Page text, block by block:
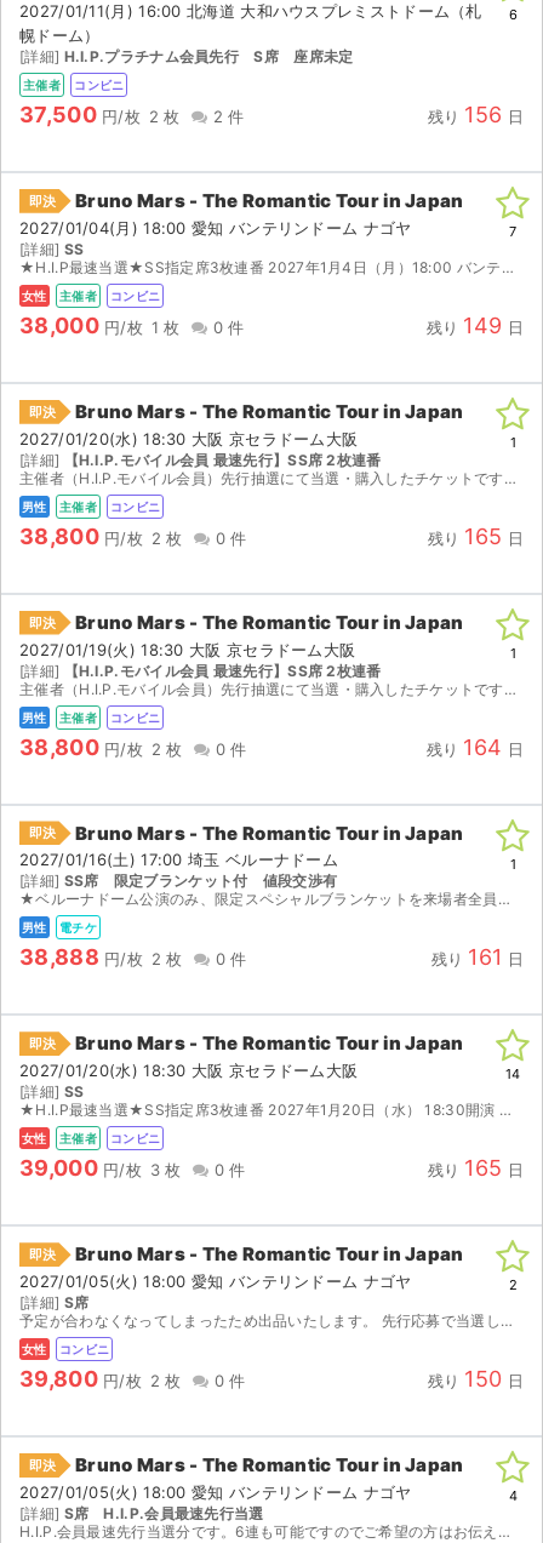
2027/01/11(月) 16:00 北海道 大和ハウスプレミストドーム（札
幌ドーム）
[詳細] H.I.P.プラチナム会員先行 S席 座席未定
主催者 コンビニ
37,500 円/枚 2 枚 2 件 残り 156 日
6
即決 Bruno Mars - The Romantic Tour in Japan
2027/01/04(月) 18:00 愛知 バンテリンドーム ナゴヤ
[詳細] SS
★H.I.P最速当選★SS指定席3枚連番 2027年1月4日（月）18:00 バンテリンドームナゴヤ （愛知県） 2026/12/28(月) 10:00～ チケット発券可能日となりますので、...
女性 主催者 コンビニ
38,000 円/枚 1 枚 0 件 残り 149 日
7
即決 Bruno Mars - The Romantic Tour in Japan
2027/01/20(水) 18:30 大阪 京セラドーム大阪
[詳細]
【H.I.P.モバイル会員 最速先行】SS席 2枚連番
主催者（H.I.P.モバイル会員）先行抽選にて当選・購入したチケットです。 友人と重複当選してしまったため出品いたします。 【座席】 SS席 2枚連番 ※詳細な座席は発券日まで未定です。 H...
男性 主催者 コンビニ
38,800 円/枚 2 枚 0 件 残り 165 日
1
即決 Bruno Mars - The Romantic Tour in Japan
2027/01/19(火) 18:30 大阪 京セラドーム大阪
[詳細]
【H.I.P.モバイル会員 最速先行】SS席 2枚連番
主催者（H.I.P.モバイル会員）先行抽選にて当選・購入したチケットです。 友人と重複当選してしまったため出品いたします。 【座席】 SS席 2枚連番 ※詳細な座席は発券日まで未定です。 H...
男性 主催者 コンビニ
38,800 円/枚 2 枚 0 件 残り 164 日
1
即決 Bruno Mars - The Romantic Tour in Japan
2027/01/16(土) 17:00 埼玉 ベルーナドーム
[詳細] SS席 限定ブランケット付 値段交渉有
★ベルーナドーム公演のみ、限定スペシャルブランケットを来場者全員にプレゼント★ ※値段交渉したい方はコメントまで。 複数当選いたしましたので出品いたします。 チケットぴあ先行にて、...
男性 電チケ
38,888 円/枚 2 枚 0 件 残り 161 日
1
即決 Bruno Mars - The Romantic Tour in Japan
2027/01/20(水) 18:30 大阪 京セラドーム大阪
[詳細] SS
★H.I.P最速当選★SS指定席3枚連番 2027年1月20日（水） 18:30開演 京セラドーム大阪 2027/1/12(火) 10:00～ チケット発券可能日となりますので、速やかに発券...
女性 主催者 コンビニ
39,000 円/枚 3 枚 0 件 残り 165 日
14
即決 Bruno Mars - The Romantic Tour in Japan
2027/01/05(火) 18:00 愛知 バンテリンドーム ナゴヤ
[詳細] S席
予定が合わなくなってしまったため出品いたします。 先行応募で当選したチケットです。 12/28に発券番号が分かり次第、お伝えさせて頂くので、セブンイレブンにてご自身で発券して頂く形になります。...
女性 コンビニ
39,800 円/枚 2 枚 0 件 残り 150 日
2
即決 Bruno Mars - The Romantic Tour in Japan
2027/01/05(火) 18:00 愛知 バンテリンドーム ナゴヤ
[詳細] S席 H.I.P.会員最速先行当選
H.I.P.会員最速先行当選分です。6連も可能ですのでご希望の方はお伝えください。 電子分配、もしくは発券番号をお伝えします。 公演中止以外での理由でのキャンセルや返金(病欠・身分証明トラブル...
4